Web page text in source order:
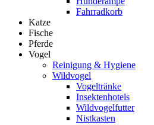
Fahrradkorb
Katze
Fische
Pferde
Vogel
Reinigung & Hygiene
Wildvogel
Vogeltränke
Insektenhotels
Wildvogelfutter
Nistkasten